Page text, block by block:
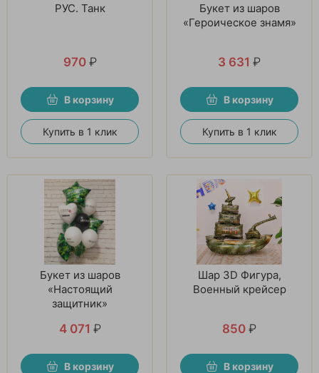
РУС. Танк
970 ₽
В корзину
Купить в 1 клик
Букет из шаров
«Героическое знамя»
3 631 ₽
В корзину
Купить в 1 клик
Букет из шаров
«Настоящий
защитник»
4 071 ₽
В корзину
Шар 3D Фигура,
Военный крейсер
850 ₽
В корзину